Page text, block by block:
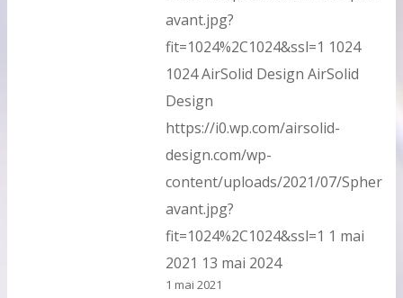
avant.jpg?
fit=1024%2C1024&ssl=1 1024
1024 AirSolid Design AirSolid
Design
https://i0.wp.com/airsolid-
design.com/wp-
content/uploads/2021/07/
avant.jpg?
fit=1024%2C1024&ssl=1 1 mai
2021 13 mai 2024
1 mai 2021